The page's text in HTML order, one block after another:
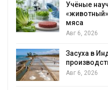
Учёные
мяса
Авг 6, 2026
Засуха в
Авг 6, 2026